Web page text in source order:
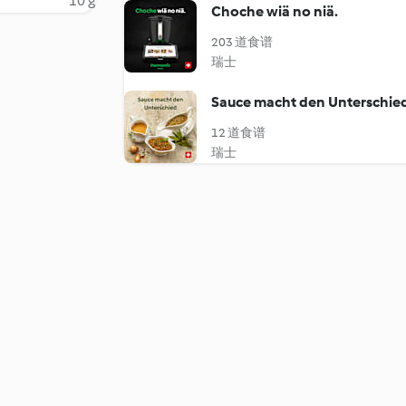
Choche wiä no niä.
203 道食谱
瑞士
Sauce macht den
12 道食谱
瑞士